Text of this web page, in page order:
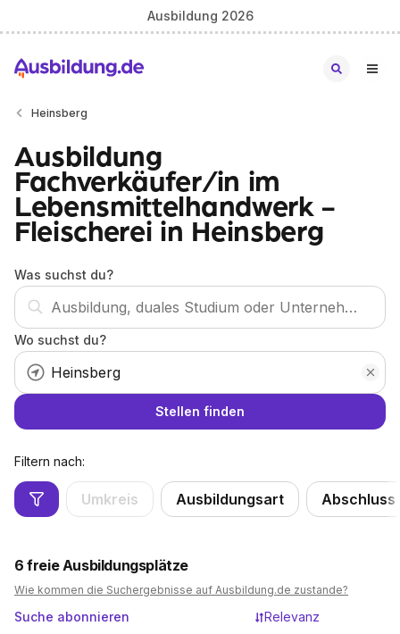
Ausbildung 2026
Heinsberg
Ausbildung
Fachverkäufer/in im
Lebensmittelhandwerk -
Fleischerei in Heinsberg
Was suchst du?
Wo suchst du?
Stellen finden
Filtern nach:
Umkreis Ausbildungsart Abschluss
6 freie Ausbildungsplätze
Wie kommen die Suchergebnisse auf Ausbildung.de zustande?
Suche abonnieren Relevanz